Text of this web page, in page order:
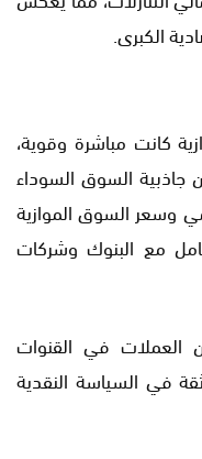
الكبرى.
كانت مباشرة وقوية،
السوق السوداء
وسعر السوق الموازية
مع البنوك وشركات
العملات في القنوات
في السياسة النقدية